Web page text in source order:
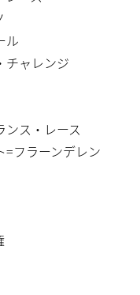
ル
チャレンジ
ス・レース
=フラーンデレン